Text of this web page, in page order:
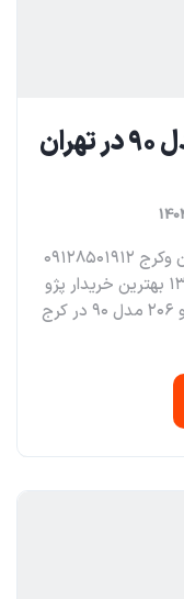
بالاترین خریدار پژو ۲۰۶ مدل ۹۰ در تهران
خریدار فوری پژو ۲۰۶ مدل ۱۳۹۰ در تهران و‌کرج ۰۹۱۲۸۵۰۱۹۱۲
بالاترین خریدار پژو ۲۰۶ مدل ۱۳۹۰ و ۱۳۹۱ بهترین خریدار پژو
۲۰۶ مدل ۹۰ در تهران بالاترین خریدار پژو ۲۰۶ مدل ۹۰ در کرج